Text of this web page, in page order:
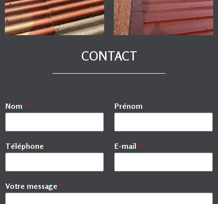
CONTACT
Nom * Prénom
Téléphone E-mail *
Votre message *